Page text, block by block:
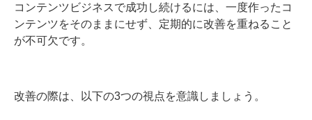
コンテンツビジネスで成功し続けるには、一度作ったコ
ンテンツをそのままにせず、定期的に改善を重ねること
が不可欠です。
改善の際は、以下の3つの視点を意識しましょう。